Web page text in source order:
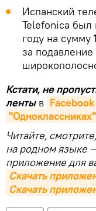
Испанский
Telefonica был
году на сумму
за
Кстати, не
ленты в Facebook
"Одноклассниках"
Читайте,
на родном языке
приложение для
Скачать
Скачать